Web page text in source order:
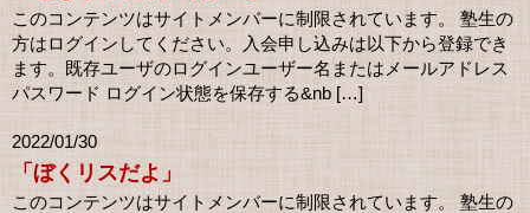
このコンテンツはサイトメンバーに制限されています。 塾生の
方はログインしてください。入会申し込みは以下から登録でき
ます。既存ユーザのログインユーザー名またはメールアドレス
パスワード ログイン状態を保存する&nb […]
2022/01/30
「ぼくリスだよ」
このコンテンツはサイトメンバーに制限されています。 塾生の